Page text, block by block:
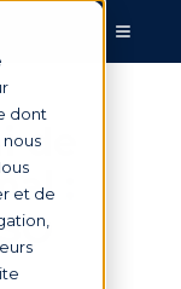
dont
et de
: